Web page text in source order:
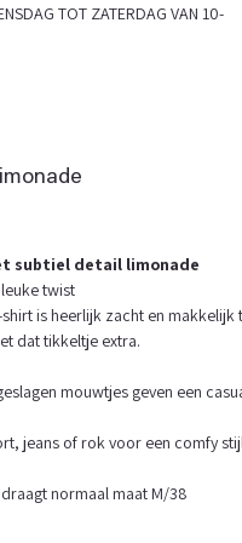
TOT ZATERDAG VAN 10-
subtiel detail limonade
twist
is heerlijk zacht en
dat tikkeltje extra.
mouwtjes geven een
jeans of rok voor een comfy
normaal maat M/38